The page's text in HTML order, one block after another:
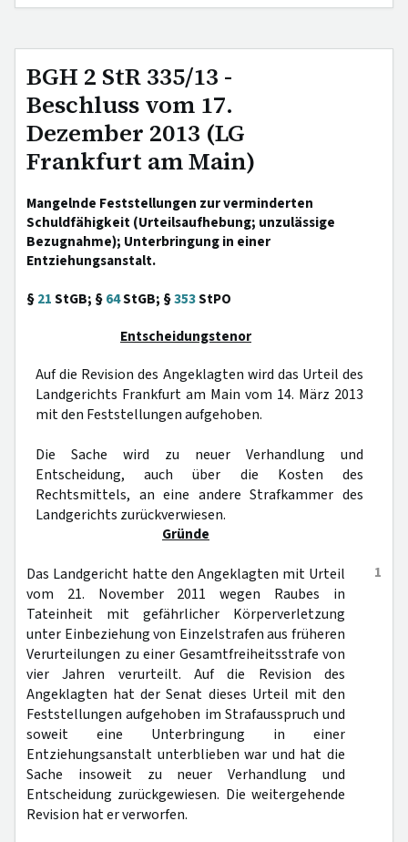
BGH 2 StR 335/13 -
Beschluss vom 17.
Dezember 2013 (LG
Frankfurt am Main)
Mangelnde Feststellungen zur verminderten
Schuldfähigkeit (Urteilsaufhebung; unzulässige
Bezugnahme); Unterbringung in einer
Entziehungsanstalt.
§21StGB; §64StGB; §353StPO
Entscheidungstenor
Auf die Revision des Angeklagten wird das Urteil des
Landgerichts Frankfurt am Main vom 14. März 2013
mit den Feststellungen aufgehoben.
Die Sache wird zu neuer Verhandlung und
Entscheidung, auch über die Kosten des
Rechtsmittels, an eine andere Strafkammer des
Landgerichts zurückverwiesen.
Gründe
1
Das Landgericht hatte den Angeklagten mit Urteil
vom 21. November 2011 wegen Raubes in
Tateinheit mit gefährlicher Körperverletzung
unter Einbeziehung von Einzelstrafen aus früheren
Verurteilungen zu einer Gesamtfreiheitsstrafe von
vier Jahren verurteilt. Auf die Revision des
Angeklagten hat der Senat dieses Urteil mit den
Feststellungen aufgehoben im Strafausspruch und
soweit eine Unterbringung in einer
Entziehungsanstalt unterblieben war und hat die
Sache insoweit zu neuer Verhandlung und
Entscheidung zurückgewiesen. Die weitergehende
Revision hat er verworfen.